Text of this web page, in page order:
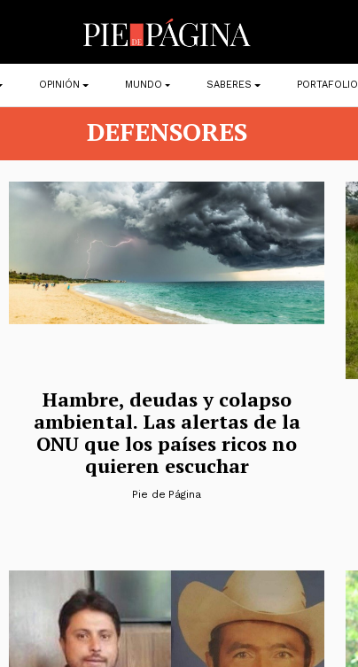
OPINIÓN MUNDO SABERES PORTAFOLIO
DEFENSORES
Hambre, deudas y colapso
ambiental. Las alertas de la
ONU que los países ricos no
quieren escuchar
Pie de Página